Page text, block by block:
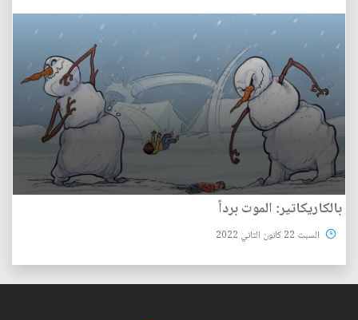
بالكاريكاتير: الموت برداً
السبت 22 كانون الثاني 2022